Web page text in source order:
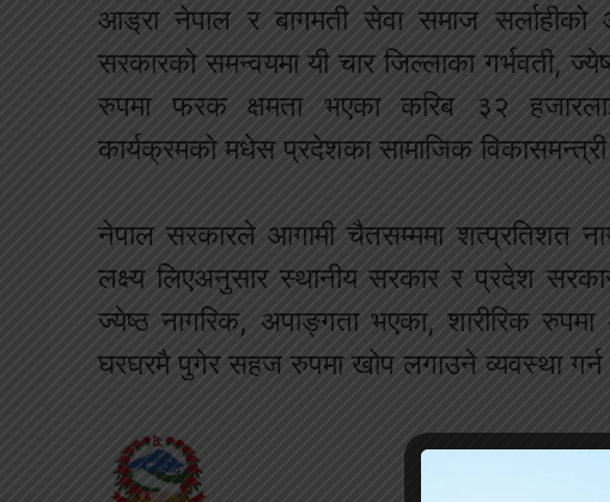
आड्रा नेपाल र बागमती सेवा समाज
सरकारको समन्वयमा यी चार जिल्लाका गर्भवती,
रुपमा फरक क्षमता भएका करिब ३२
कार्यक्रमको मधेस प्रदेशका सामाजिक
नेपाल सरकारले आगामी चैतसम्ममा शत्प्रतिशत
लक्ष्य लिएअनुसार स्थानीय सरकार र प्रदेश
ज्येष्ठ नागरिक, अपाङ्गता भएका, शारीरिक
घरघरमै पुगेर सहज रुपमा खोप लगाउने व्यवस्था गर्न